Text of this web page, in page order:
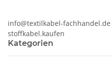
info@textilkabel-fachhandel.de
stoffkabel.kaufen
Kategorien